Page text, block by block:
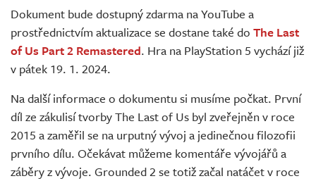
Dokument bude dostupný zdarma na YouTube a
prostřednictvím aktualizace se dostane také do The Last
of Us Part 2 Remastered. Hra na PlayStation 5 vychází již
v pátek 19. 1. 2024.
Na další informace o dokumentu si musíme počkat. První
díl ze zákulisí tvorby The Last of Us byl zveřejněn v roce
2015 a zaměřil se na urputný vývoj a jedinečnou filozofii
prvního dílu. Očekávat můžeme komentáře vývojářů a
záběry z vývoje. Grounded 2 se totiž začal natáčet v roce